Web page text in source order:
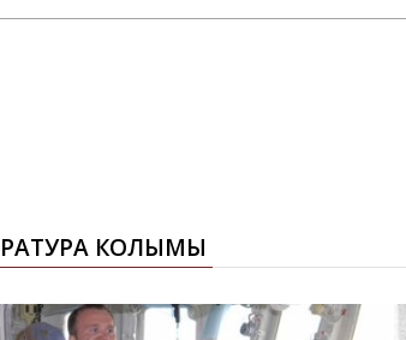
КОЛЫМЫ